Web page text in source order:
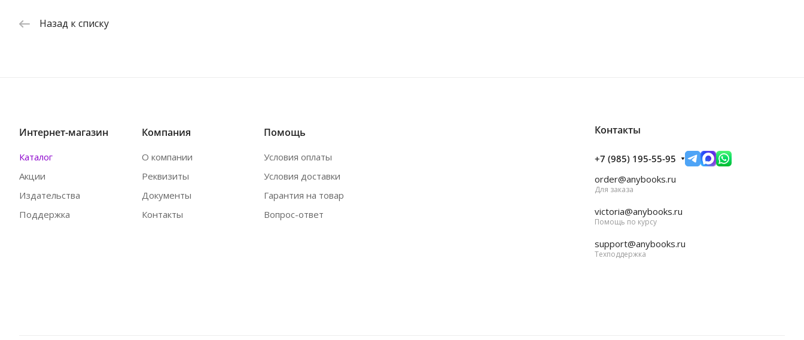
Назад к списку
Интернет-магазин
Каталог
Акции
Издательства
Поддержка
Компания
О компании
Реквизиты
Документы
Контакты
Помощь
Условия оплаты
Условия доставки
Гарантия на товар
Вопрос-ответ
Контакты
+7 (985) 195-55-95
order@anybooks.ru
Для заказа
victoria@anybooks.ru
Помощь по курсу
support@anybooks.ru
Техподдержка